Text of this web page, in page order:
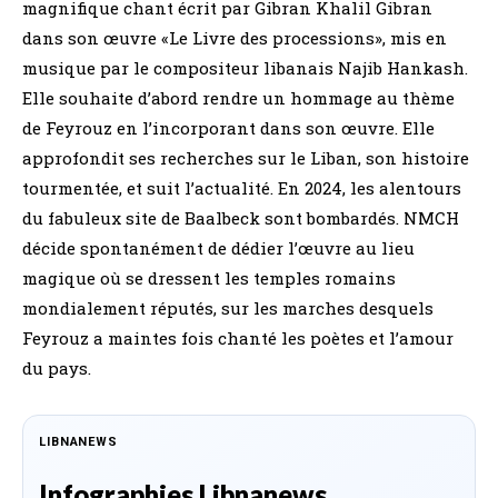
magnifique chant écrit par Gibran Khalil Gibran
dans son œuvre «Le Livre des processions», mis en
musique par le compositeur libanais Najib Hankash.
Elle souhaite d’abord rendre un hommage au thème
de Feyrouz en l’incorporant dans son œuvre. Elle
approfondit ses recherches sur le Liban, son histoire
tourmentée, et suit l’actualité. En 2024, les alentours
du fabuleux site de Baalbeck sont bombardés. NMCH
décide spontanément de dédier l’œuvre au lieu
magique où se dressent les temples romains
mondialement réputés, sur les marches desquels
Feyrouz a maintes fois chanté les poètes et l’amour
du pays.
LIBNANEWS